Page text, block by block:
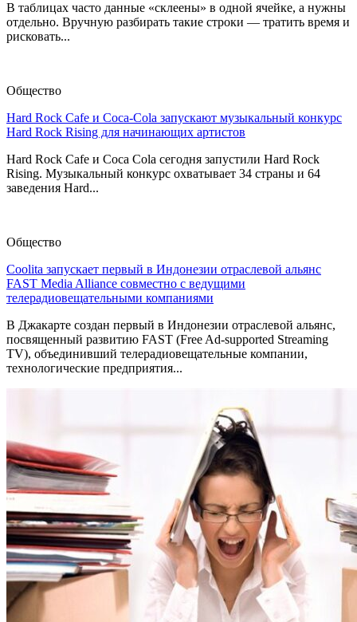
В таблицах часто данные «склеены» в одной ячейке, а нужны
отдельно. Вручную разбирать такие строки — тратить время и
рисковать...
Общество
Hard Rock Cafe и Coca-Cola запускают музыкальный конкурс
Hard Rock Rising для начинающих артистов
Hard Rock Cafe и Coca Cola сегодня запустили Hard Rock
Rising. Музыкальный конкурс охватывает 34 страны и 64
заведения Hard...
Общество
Coolita запускает первый в Индонезии отраслевой альянс
FAST Media Alliance совместно с ведущими
телерадиовещательными компаниями
В Джакарте создан первый в Индонезии отраслевой альянс,
посвященный развитию FAST (Free Ad-supported Streaming
TV), объединивший телерадиовещательные компании,
технологические предприятия...